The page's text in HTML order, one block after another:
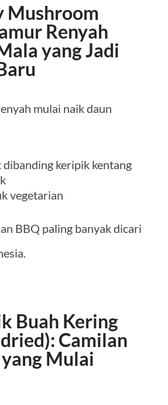
Mushroom
Renyah
yang Jadi
mulai naik daun
dibanding keripik kentang
vegetarian
BBQ paling banyak dicari
Buah Kering
Camilan
Mulai